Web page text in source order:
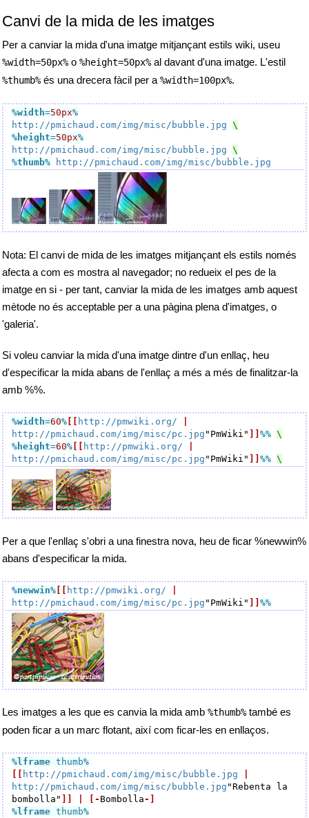
Canvi de la mida de les imatges
Per a canviar la mida d'una imatge mitjançant estils wiki, useu
%width=50px%o %height=50px%al davant d'una imatge. L'estil
%thumb%és una drecera fàcil per a %width=100px%.
%width=50px%
http://pmichaud.com/img/misc/bubble.jpg
%height=50px%
http://pmichaud.com/img/misc/bubble.jpg
%thumb% http://pmichaud.com/img/misc/bubble.jpg
Nota: El canvi de mida de les imatges mitjançant els estils només
afecta a com es mostra al navegador; no redueix el pes de la
imatge en si - per tant, canviar la mida de les imatges amb aquest
mètode no és acceptable per a una pàgina plena d'imatges, o
'galeria'.
Si voleu canviar la mida d'una imatge dintre d'un enllaç, heu
d'especificar la mida abans de l'enllaç a més a més de finalitzar-la
amb %%.
%width=60% [[ http://pmwiki.org/
http://pmichaud.com/img/misc/pc.jpg "PmWiki" ]] %%
%height=60% [[ http://pmwiki.org/
http://pmichaud.com/img/misc/pc.jpg "PmWiki" ]] %%
Per a que l'enllaç s'obri a una finestra nova, heu de ficar %newwin%
abans d'especificar la mida.
%newwin% [[ http://pmwiki.org/
http://pmichaud.com/img/misc/pc.jpg "PmWiki" ]] %%
Les imatges a les que es canvia la mida amb %thumb%també es
poden ficar a un marc flotant, així com ficar-les en enllaços.
%lframe thumb%
http://pmichaud.com/img/misc/bubble.jpg
http://pmichaud.com/img/misc/bubble.jpg "Rebenta la
bombolla"
[- Bombolla-]
%lframe thumb%